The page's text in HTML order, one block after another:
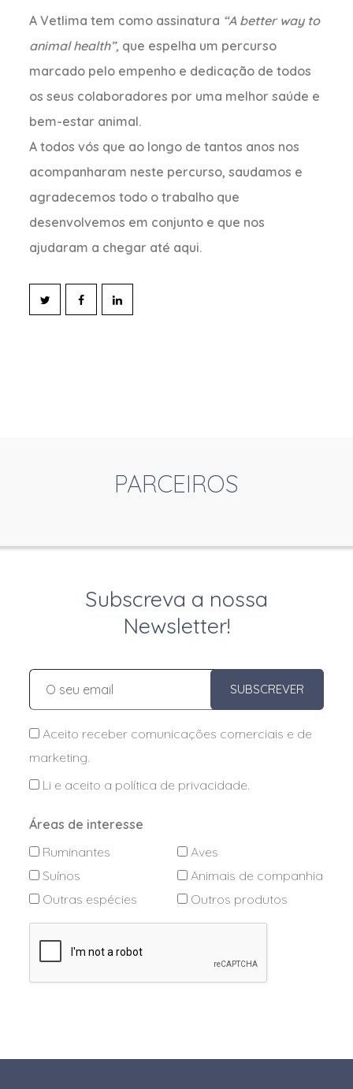
A Vetlima tem como assinatura “A better way to
animal health”, que espelha um percurso
marcado pelo empenho e dedicação de todos
os seus colaboradores por uma melhor saúde e
bem-estar animal.
A todos vós que ao longo de tantos anos nos
acompanharam neste percurso, saudamos e
agradecemos todo o trabalho que
desenvolvemos em conjunto e que nos
ajudaram a chegar até aqui.
PARCEIROS
Subscreva a nossa
Newsletter!
SUBSCREVER
Aceito receber comunicações comerciais e de
marketing.
Li e aceito a política de privacidade.
Áreas de interesse
Ruminantes
Aves
Suínos
Animais de companhia
Outras espécies
Outros produtos